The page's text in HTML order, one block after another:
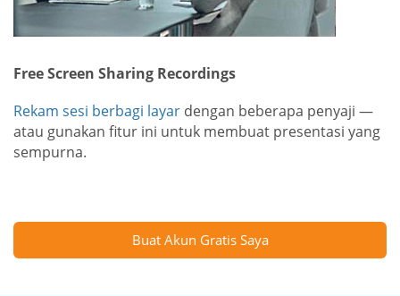
Free Screen Sharing Recordings
Rekam sesi berbagi layar dengan beberapa penyaji —
atau gunakan fitur ini untuk membuat presentasi yang
sempurna.
Buat Akun Gratis Saya